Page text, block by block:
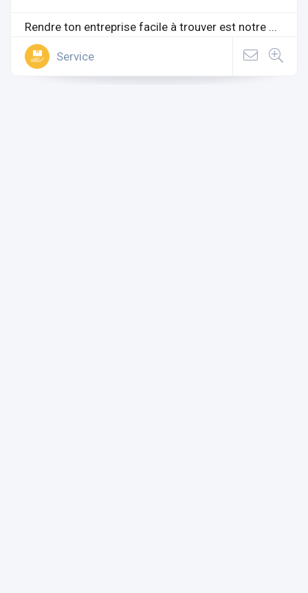
Rendre ton entreprise facile à trouver est notre ...
Service